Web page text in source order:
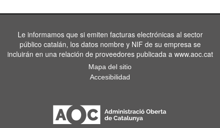
Le informamos que si emiten facturas electrónicas al sector
público catalán, los datos nombre y NIF de su empresa se
incluirán en una relación de proveedores publicada a www.aoc.cat
Mapa del sitio
Accesibilidad